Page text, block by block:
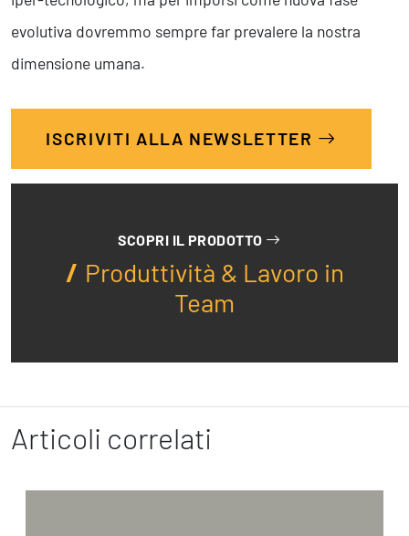
evolutiva dovremmo sempre far prevalere la nostra
dimensione umana.
ISCRIVITI ALLA NEWSLETTER
SCOPRI IL PRODOTTO
Produttività & Lavoro in
Team
Articoli correlati